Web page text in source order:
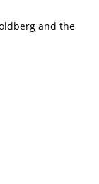
and the